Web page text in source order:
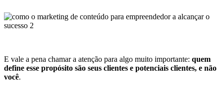
E vale a pena chamar a atenção para algo muito importante: quem
define esse propósito são seus clientes e potenciais clientes, e não
você.